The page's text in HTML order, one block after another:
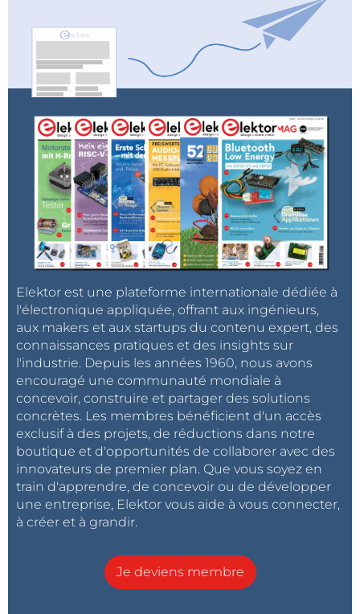
Elektor est une plateforme internationale dédiée à
l'électronique appliquée, offrant aux ingénieurs,
aux makers et aux startups du contenu expert, des
connaissances pratiques et des insights sur
l'industrie. Depuis les années 1960, nous avons
encouragé une communauté mondiale à
concevoir, construire et partager des solutions
concrètes. Les membres bénéficient d'un accès
exclusif à des projets, de réductions dans notre
boutique et d'opportunités de collaborer avec des
innovateurs de premier plan. Que vous soyez en
train d'apprendre, de concevoir ou de développer
une entreprise, Elektor vous aide à vous connecter,
à créer et à grandir.
Je deviens membre